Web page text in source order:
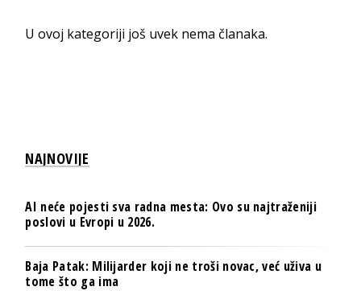
U ovoj kategoriji još uvek nema članaka.
NAJNOVIJE
AI neće pojesti sva radna mesta: Ovo su najtraženiji
poslovi u Evropi u 2026.
Baja Patak: Milijarder koji ne troši novac, već uživa u
tome što ga ima